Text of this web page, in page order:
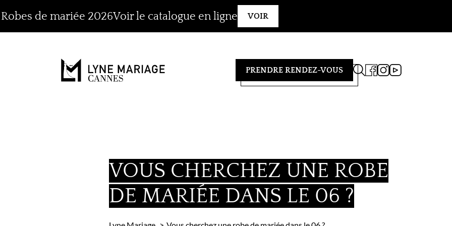
de mariée 2026Voir le catalogue en ligne VOIR
PRENDRE RENDEZ-VOUS
VOUS CHERCHEZ UNE ROBE
DE MARIÉE DANS LE 06 ?